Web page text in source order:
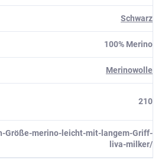
Schwarz
100% Merino
Merinowolle
210
Größe-merino-leicht-mit-langem-Griff-
liva-milker/